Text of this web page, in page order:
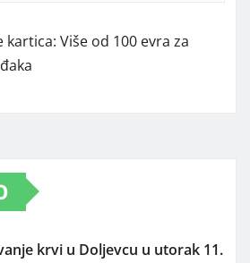
kartica: Više od 100 evra za
krvi u Doljevcu u utorak 11.